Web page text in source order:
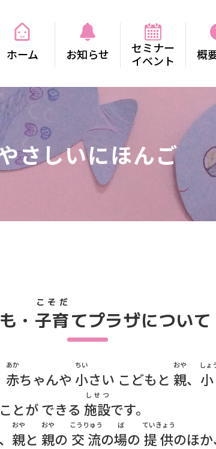
ホーム お知らせ
セミナー
イベント
概
さしいにほんご
・ 子育
こそだ
てプラザについて
赤
あか
ちゃんや 小
ちい
さい こどもと 親
おや
、
しょ
して あそぶことが できる 施設
しせつ
です。
親
おや
と 親
おや
の 交流
こうりゅう
の場
ば
の 提供
ていきょう
のほか